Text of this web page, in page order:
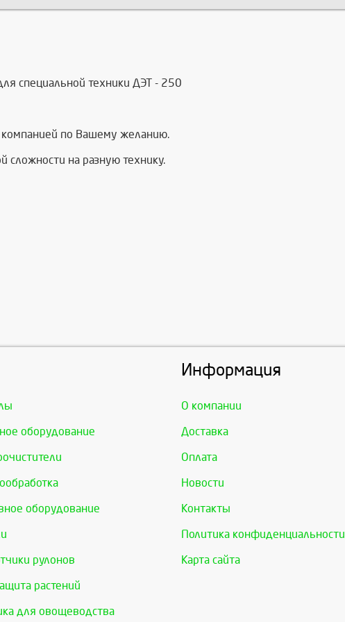
специальной техники ДЭТ - 250
компанией по Вашему желанию.
сложности на разную технику.
оборудование
оборудование
рулонов
растений
для овощеводства
Информация
О компании
Доставка
Оплата
Новости
Контакты
Политика конфиденциальности
Карта сайта